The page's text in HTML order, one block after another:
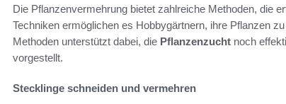
Die Pflanzenvermehrung bietet zahlreiche Methoden, die
Techniken ermöglichen es Hobbygärtnern, ihre Pflanzen
Methoden unterstützt dabei, die Pflanzenzucht noch
vorgestellt.
Stecklinge schneiden und vermehren